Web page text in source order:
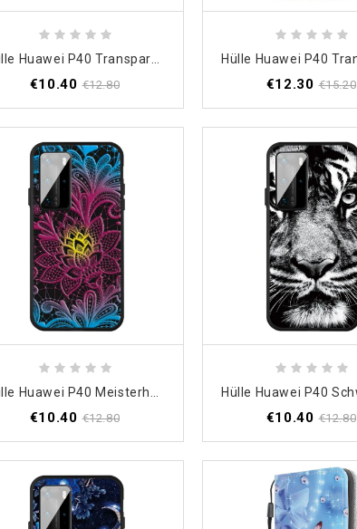
€10.40 €12.80 €12.30 €15.20
€10.40 €12.80 €10.40 €12.80